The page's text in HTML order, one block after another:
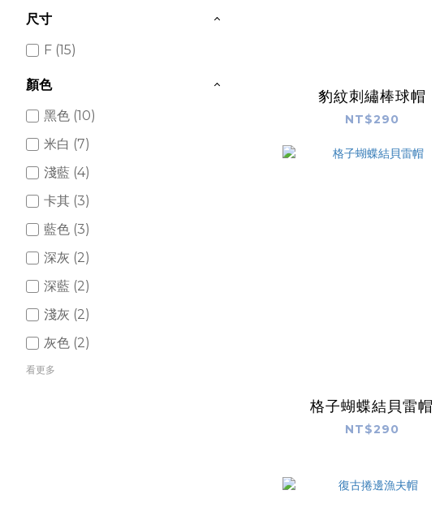
尺寸
F (15)
顏色
黑色 (10)
米白 (7)
淺藍 (4)
卡其 (3)
藍色 (3)
深灰 (2)
深藍 (2)
淺灰 (2)
灰色 (2)
看更多
豹紋刺繡棒球帽
NT$290
格子蝴蝶結貝雷帽
NT$290